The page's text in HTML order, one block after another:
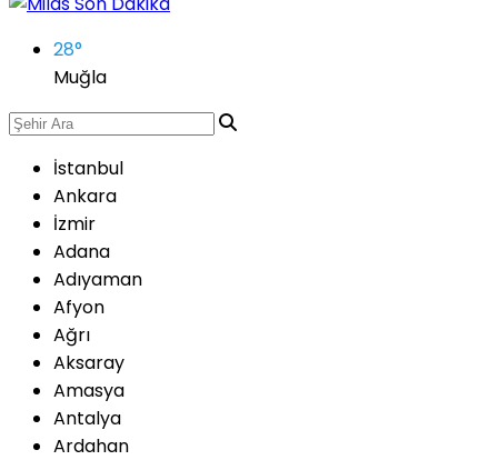
28°
Muğla
İstanbul
Ankara
İzmir
Adana
Adıyaman
Afyon
Ağrı
Aksaray
Amasya
Antalya
Ardahan